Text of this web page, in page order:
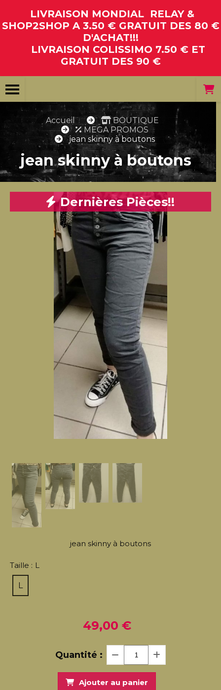
LIVRAISON MONDIAL RELAY &
SHOP2SHOP A 3.50 € GRATUIT DES 80 €
D'ACHAT!!!
LIVRAISON COLISSIMO 7.50 € ET
GRATUIT DES 90 €
Accueil
BOUTIQUE
MEGA PROMOS
jean skinny à boutons
jean skinny à boutons
Dernières Pièces!!
jean skinny à boutons
Taille : L
L
49,00 €
Quantité :
Ajouter au panier